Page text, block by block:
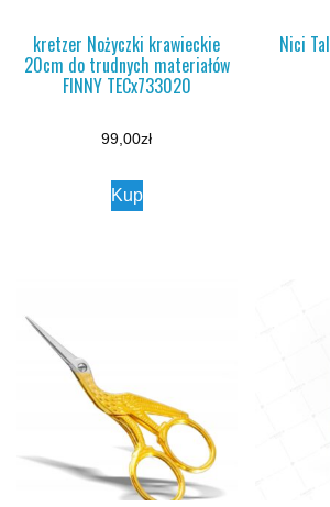
kretzer Nożyczki krawieckie
20cm do trudnych materiałów
FINNY TECx733020
99,00zł
Kup
Nici